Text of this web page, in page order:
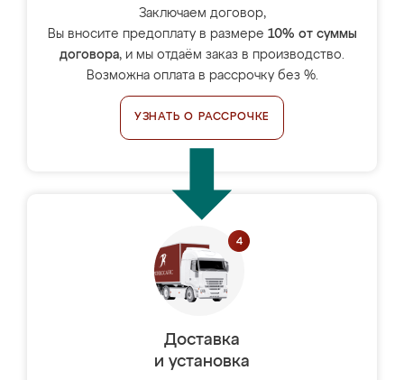
Заключаем договор,
Вы вносите предоплату в размере 10% от суммы
договора, и мы отдаём заказ в производство.
Возможна оплата в рассрочку без %.
УЗНАТЬ О РАССРОЧКЕ
Доставка
и установка